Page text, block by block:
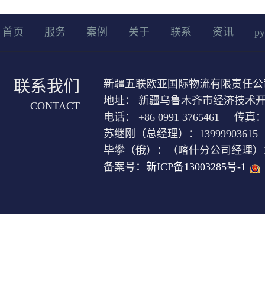
首页 服务 案例 关于 联系 资讯
联系我们
CONTACT
新疆五联欧亚国际物流有限责任
地址： 新疆乌鲁木齐市经济技术
电话： +86 0991 3765461 传真：
苏继刚（总经理）：
毕攀（俄）：（喀什分公司经理
备案号： 新ICP备13003285号-1